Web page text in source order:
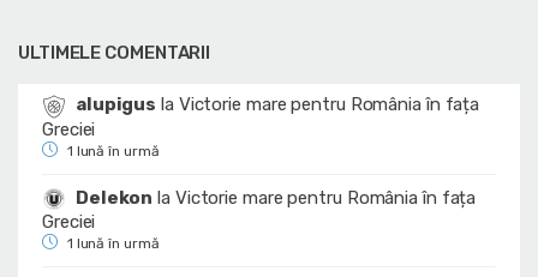
ULTIMELE COMENTARII
alupigus la Victorie mare pentru România în fața
Greciei
1 lună în urmă
Delekon la Victorie mare pentru România în fața
Greciei
1 lună în urmă